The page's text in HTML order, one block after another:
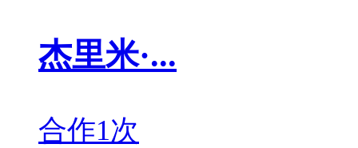
杰里米·...
合作1次